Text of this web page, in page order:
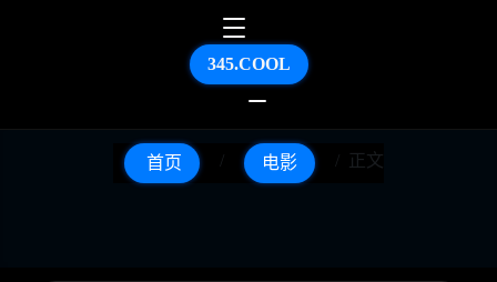
345.COOL
首页 电影 正文